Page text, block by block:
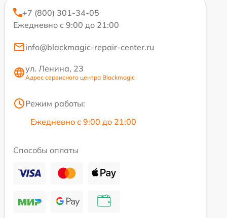
+7 (800) 301-34-05
Ежедневно с 9:00 до 21:00
info@blackmagic-repair-center.ru
ул. Ленина, 23
Адрес сервисного центра Blackmagic
Режим работы:
Ежедневно с 9:00 до 21:00
Способы оплаты